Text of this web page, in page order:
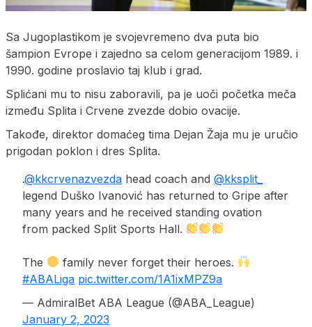
Sa Jugoplastikom je svojevremeno dva puta bio
šampion Evrope i zajedno sa celom generacijom 1989. i
1990. godine proslavio taj klub i grad.
Splićani mu to nisu zaboravili, pa je uoči početka meča
između Splita i Crvene zvezde dobio ovacije.
Takođe, direktor domaćeg tima Dejan Žaja mu je uručio
prigodan poklon i dres Splita.
.@kkcrvenazvezda head coach and @kksplit_
legend Duško Ivanović has returned to Gripe after
many years and he received standing ovation
from packed Split Sports Hall.
The
family never forget their heroes.
#ABALiga pic.twitter.com/1A1ixMPZ9a
— AdmiralBet ABA League (@ABA_League)
January 2, 2023